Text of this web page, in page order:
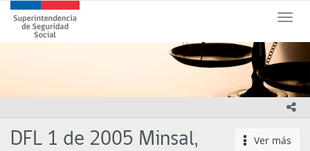
principal
Toggle
Superintendencia
de
Seguridad
Gobierno
Chile
icono
Ver más
DFL 1 de 2005 Minsal,